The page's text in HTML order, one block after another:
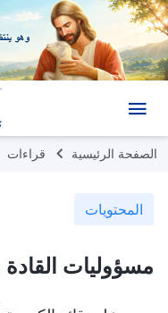
الصفحة الرئيسية قراءات
المحتويات
مسؤوليات القادة